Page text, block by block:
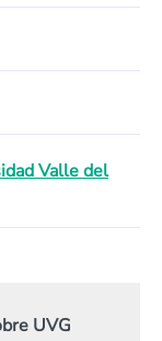
Valle del
UVG